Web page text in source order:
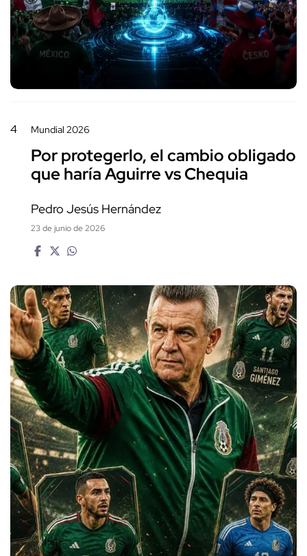
4 Mundial 2026
Por protegerlo, el cambio obligado
que haría Aguirre vs Chequia
Pedro Jesús Hernández
23 de junio de 2026